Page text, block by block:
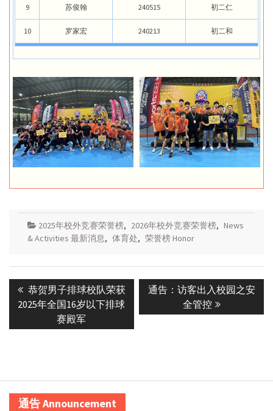
9 苏俊翰 240515 初二仁
10 罗家宏 240213 初二和
2025年校外竞赛荣誉榜, 2026年校外竞赛荣誉榜, News
& Activities 最新消息, 体育处, 荣誉榜 Honor
Post
navigation
Previous
post:
恭贺男子排球校队荣获
2025年全国16岁以下排球
赛殿军
Next
通告：访客出入校园之安
全管控
通告 Announcement